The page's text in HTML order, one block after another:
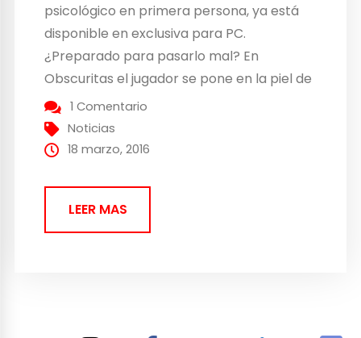
psicológico en primera persona, ya está
disponible en exclusiva para PC.
¿Preparado para pasarlo mal? En
Obscuritas el jugador se pone en la piel de
Sarah, la protagonista del juego, para
explorar en primera persona, la vieja
Mansión heredada de su tío abuelo,
oscuros secretos que rodean...
1 Comentario
Noticias
18 marzo, 2016
LEER MAS